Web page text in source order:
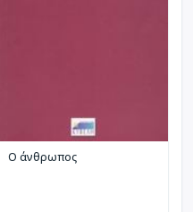
Ο άνθρωπος